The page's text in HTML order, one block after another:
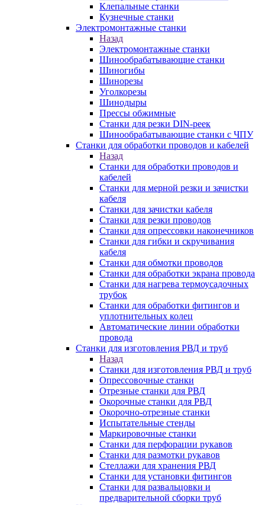
Клепальные станки
Кузнечные станки
Электромонтажные станки
Назад
Электромонтажные станки
Шинообрабатывающие станки
Шиногибы
Шинорезы
Уголкорезы
Шинодыры
Прессы обжимные
Станки для резки DIN-реек
Шинообрабатывающие станки с ЧПУ
Станки для обработки проводов и кабелей
Назад
Станки для обработки проводов и
кабелей
Станки для мерной резки и зачистки
кабеля
Станки для зачистки кабеля
Станки для резки проводов
Станки для опрессовки наконечников
Станки для гибки и скручивания
кабеля
Станки для обмотки проводов
Станки для обработки экрана провода
Станки для нагрева термоусадочных
трубок
Станки для обработки фитингов и
уплотнительных колец
Автоматические линии обработки
провода
Станки для изготовления РВД и труб
Назад
Станки для изготовления РВД и труб
Опрессовочные станки
Отрезные станки для РВД
Окорочные станки для РВД
Окорочно-отрезные станки
Испытательные стенды
Маркировочные станки
Станки для перфорации рукавов
Станки для размотки рукавов
Стеллажи для хранения РВД
Станки для установки фитингов
Станки для развальцовки и
предварительной сборки труб